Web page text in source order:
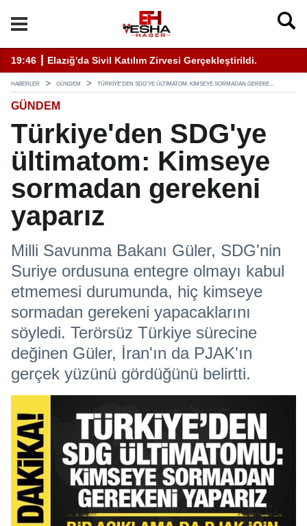
Uyarı Kulaktan Dolma Bilgiyle İlaçlama Ölüm Getirir
19:46 ┋ Elazığ'da Sivil Katılım Zirvesi Gerçekleştirildi.
HABERLER GÜNDEM TÜRKIYE'DEN SDG'YE ÜLTIMATOM: KIMSEYE SORMADAN GEREKE...
GÜNDEM
Türkiye'den SDG'ye
ültimatom: Kimseye
sormadan gerekeni
yaparız
Milli Savunma Bakanı Güler, SDG'nin
Suriye ordusuna entegre olmayı kabul
etmemesi durumunda, hiç kimseye
sormadan gerekeni yapacaklarını
söyledi. Terörsüz Türkiye sürecine
değinen Güler, İran'ın da PJAK'ın
gerçek yüzünü gördüğünü belirtti.